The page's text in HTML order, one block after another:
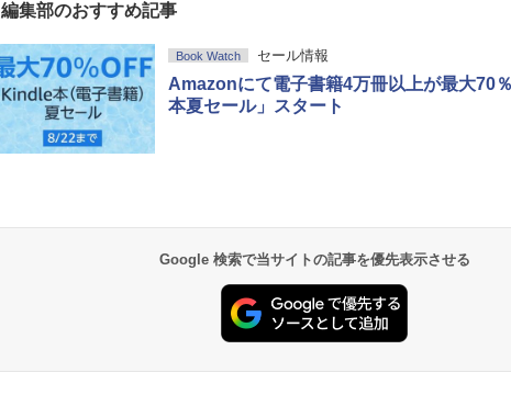
編集部のおすすめ記事
Book Watch セール情報
Amazonにて電子書籍4万冊以上が最大70
本夏セール」スタート
Google 検索で当サイトの記事を優先表示させる